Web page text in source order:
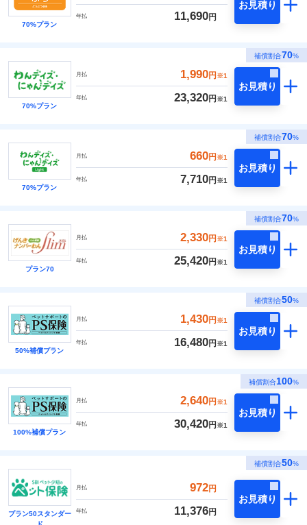
70%プラン
年払 11,690円
お見積り
補償割合70%
70%プラン
月払 1,990円 ※1
年払 23,320円 ※1
お見積り
補償割合70%
70%プラン
月払 660円 ※1
年払 7,710円 ※1
お見積り
補償割合70%
プラン70
月払 2,330円 ※1
年払 25,420円 ※1
お見積り
補償割合50%
50%補償プラン
月払 1,430円 ※1
年払 16,480円 ※1
お見積り
補償割合100%
100%補償プラン
月払 2,640円 ※1
年払 30,420円 ※1
お見積り
補償割合50%
プラン50スタンダー
月払 972円
年払 11,376円
お見積り